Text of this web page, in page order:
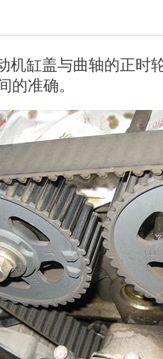
缸盖与曲轴的正时
的准确。